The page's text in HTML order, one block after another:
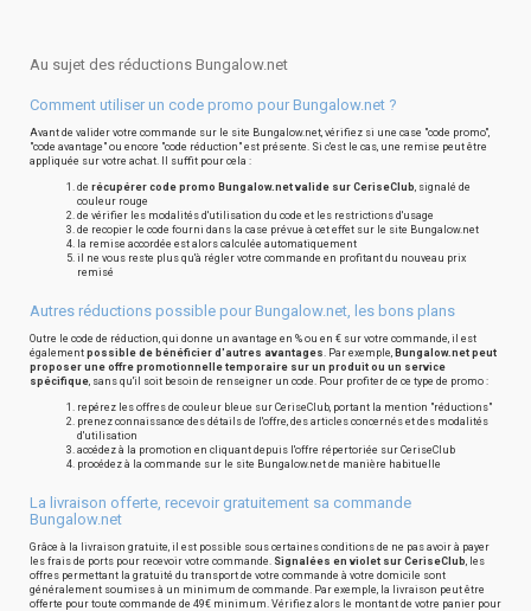
Au sujet des réductions Bungalow.net
Comment utiliser un code promo pour Bungalow.net ?
Avant de valider votre commande sur le site Bungalow.net, vérifiez si une case "code promo",
"code avantage" ou encore "code réduction" est présente. Si c'est le cas, une remise peut être
appliquée sur votre achat. Il suffit pour cela :
de récupérer code promo Bungalow.net valide sur CeriseClub, signalé de
couleur rouge
de vérifier les modalités d'utilisation du code et les restrictions d'usage
de recopier le code fourni dans la case prévue à cet effet sur le site Bungalow.net
la remise accordée est alors calculée automatiquement
il ne vous reste plus qu'à régler votre commande en profitant du nouveau prix
remisé
Autres réductions possible pour Bungalow.net, les bons plans
Outre le code de réduction, qui donne un avantage en % ou en € sur votre commande, il est
également possible de bénéficier d'autres avantages. Par exemple, Bungalow.net peut
proposer une offre promotionnelle temporaire sur un produit ou un service
spécifique, sans qu'il soit besoin de renseigner un code. Pour profiter de ce type de promo :
repérez les offres de couleur bleue sur CeriseClub, portant la mention "réductions"
prenez connaissance des détails de l'offre, des articles concernés et des modalités
d'utilisation
accédez à la promotion en cliquant depuis l'offre répertoriée sur CeriseClub
procédez à la commande sur le site Bungalow.net de manière habituelle
La livraison offerte, recevoir gratuitement sa commande
Bungalow.net
Grâce à la livraison gratuite, il est possible sous certaines conditions de ne pas avoir à payer
les frais de ports pour recevoir votre commande. Signalées en violet sur CeriseClub, les
offres permettant la gratuité du transport de votre commande à votre domicile sont
généralement soumises à un minimum de commande. Par exemple, la livraison peut être
offerte pour toute commande de 49€ minimum. Vérifiez alors le montant de votre panier pour